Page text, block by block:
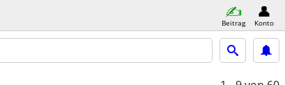
Beitrag Konto